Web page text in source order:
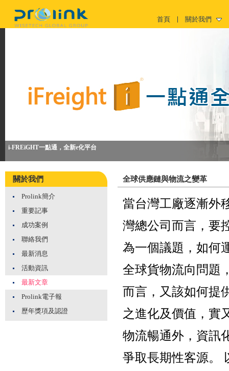
關於我們
首頁
i-FREiGHT一點通，全新e化平台
關於我們
Prolink簡介
重要記事
成功案例
聯絡我們
最新消息
活動資訊
最新文章
Prolink電子報
歷年獎項及認證
全球供應鏈與物流之變革
當台灣工廠逐漸外
灣總公司而言，要
為一個議題，如何
全球貨物流向問題
而言，又該如何提
之進化及價值，實
物流暢通外，資訊
爭取長期性客源。